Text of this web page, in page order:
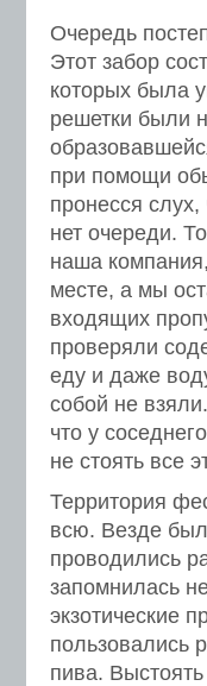
Очередь
Этот забор
которых была
решетки были
при помощи
пронесся
нет очереди.
наша
месте, а мы
входящих
проверяли
еду и даже
собой не
что у
не стоять все
Территория
всю. Везде
проводились
запомнилась
экзотические
пользовались
пива.